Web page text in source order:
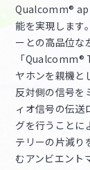
Qualcomm®
能を実現しま
ーとの高品位な
「
ヤホンを親機と
反対側の信号を
ィオ信号の伝送
グを行うことに
テリーの片減り
むアンビエント